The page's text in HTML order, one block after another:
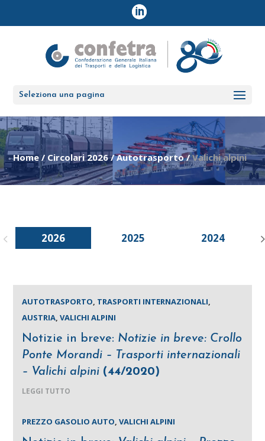
Seleziona una pagina
Home / Circolari 2026/Autotrasporto/Valichi alpini
2026 2025 2024
AUTOTRASPORTO, TRASPORTI INTERNAZIONALI,
AUSTRIA,VALICHI ALPINI
Notizie in breve: Notizie in breve: Crollo
Ponte Morandi – Trasporti internazionali
– Valichi alpini (44/2020)
LEGGI TUTTO
PREZZO GASOLIO AUTO,VALICHI ALPINI